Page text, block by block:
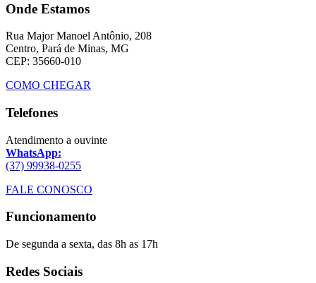
Onde Estamos
Rua Major Manoel Antônio, 208
Centro, Pará de Minas, MG
CEP: 35660-010
COMO CHEGAR
Telefones
Atendimento a ouvinte
WhatsApp:
(37) 99938-0255
FALE CONOSCO
Funcionamento
De segunda a sexta, das 8h as 17h
Redes Sociais